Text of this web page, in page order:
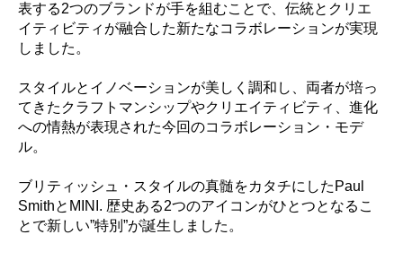
表する2つのブランドが手を組むことで、伝統とクリエ
イティビティが融合した新たなコラボレーションが実現
しました。​
スタイルとイノベーションが美しく調和し、両者が培っ
てきたクラフトマンシップやクリエイティビティ、進化
への情熱が表現された今回のコラボレーション・モデ
ル。​
ブリティッシュ・スタイルの真髄をカタチにしたPaul
SmithとMINI. 歴史ある2つのアイコンがひとつとなるこ
とで新しい”特別”が誕生しました。​